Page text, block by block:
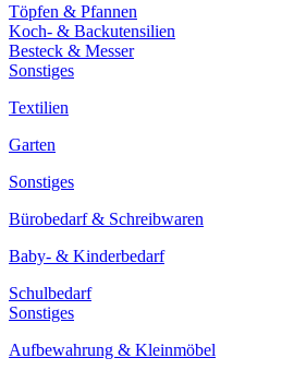
Töpfen & Pfannen
Koch- & Backutensilien
Besteck & Messer
Sonstiges
Textilien
Garten
Sonstiges
Bürobedarf & Schreibwaren
Baby- & Kinderbedarf
Schulbedarf
Sonstiges
Aufbewahrung & Kleinmöbel